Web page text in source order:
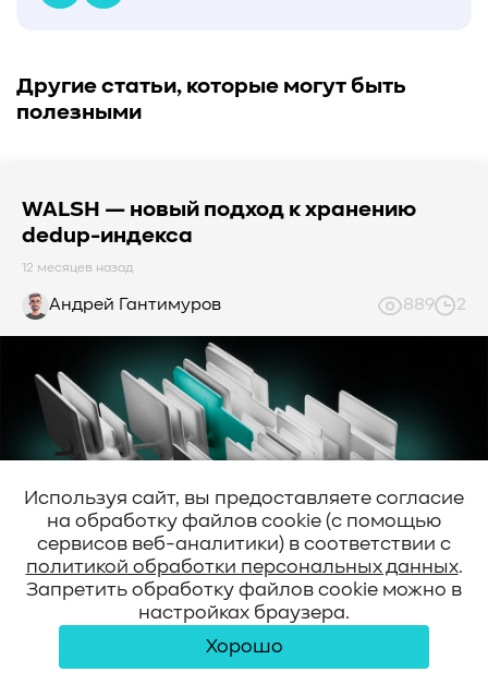
Другие статьи, которые могут быть
полезными
WALSH — новый подход к хранению
dedup-индекса
12 месяцев назад
Андрей Гантимуров 889 2
Write-Aggregating Log-Structured Hashing: новая
модель хранения данных Недавно группа ученых
представили WALSH — Write-Aggregating Log-
Structured Hashing (источник:
https://dl.acm.org/doi/10.1145/3715010), индекс для
Используя сайт, вы предоставляете согласие
на обработку файлов cookie (с помощью
сервисов веб-аналитики) в соответствии с
политикой обработки персональных данных.
Запретить обработку файлов cookie можно в
настройках браузера.
Хорошо